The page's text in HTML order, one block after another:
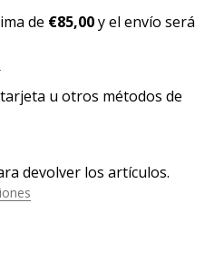
de €85,00y el envío será
u otros métodos de
devolver los artículos.